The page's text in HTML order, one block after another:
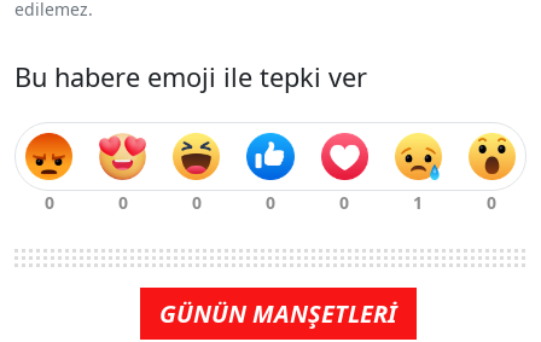
edilemez.
Bu habere emoji ile tepki ver
GÜNÜN MANŞETLERİ